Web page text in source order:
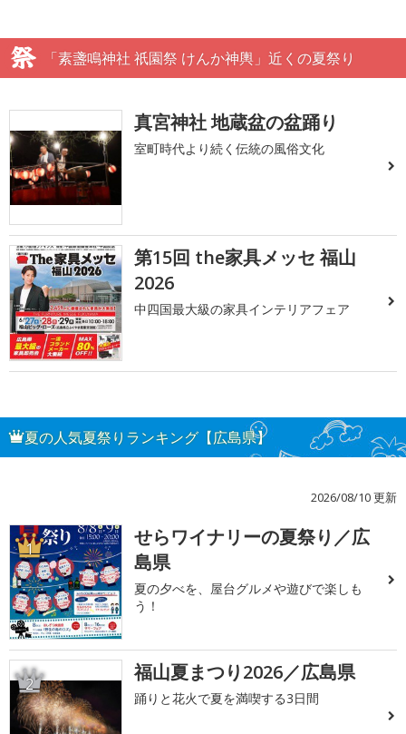
「素盞鳴神社 祇園祭 けんか神輿」近くの夏祭り
真宮神社 地蔵盆の盆踊り
室町時代より続く伝統の風俗文化
第15回 the家具メッセ 福山
2026
中四国最大級の家具インテリアフェア
夏の人気夏祭りランキング【広島県】
2026/08/10 更新
1
せらワイナリーの夏祭り／広
島県
夏の夕べを、屋台グルメや遊びで楽しも
う！
2 福山夏まつり2026／広島県
踊りと花火で夏を満喫する3日間